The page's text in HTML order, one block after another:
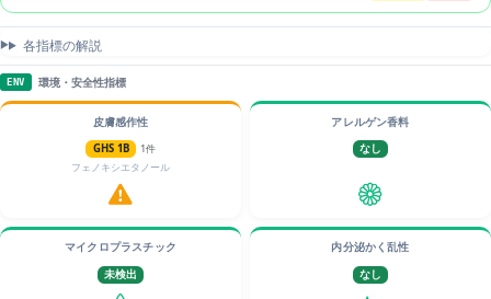
各指標の解説
ENV 環境・安全性指標
皮膚感作性
GHS 1B
1件
フェノキシエタノール
アレルゲン香料
なし
マイクロプラスチック
未検出
内分泌かく乱性
なし